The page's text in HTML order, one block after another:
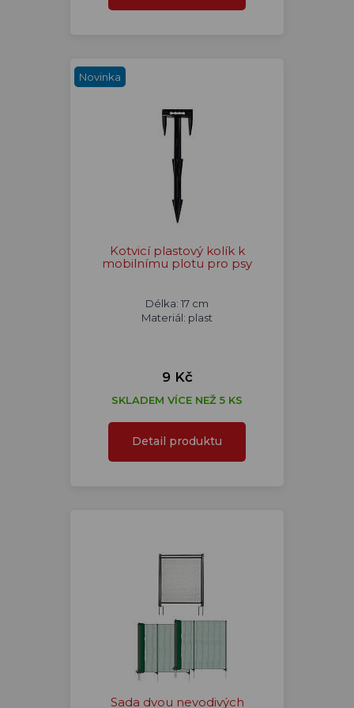
Novinka
Kotvicí plastový kolík k
mobilnímu plotu pro psy
Délka: 17 cm
Materiál: plast
9 Kč
SKLADEM VÍCE NEŽ 5 KS
Detail produktu
Sada dvou nevodivých